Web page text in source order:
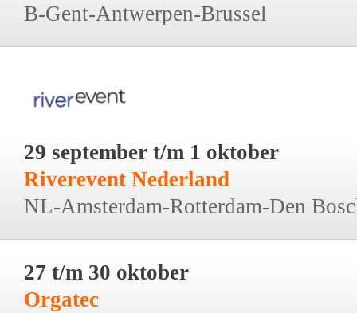
B-Gent-Antwerpen-Brussel
29 september t/m 1 oktober
Riverevent Nederland
NL-Amsterdam-Rotterdam-Den
27 t/m 30 oktober
Orgatec